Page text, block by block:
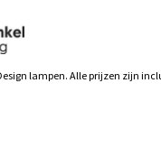
lampen. Alle prijzen zijn